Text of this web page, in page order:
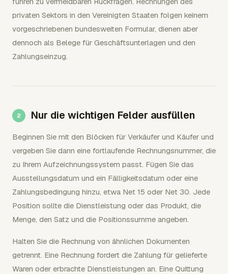
privaten Sektors in den Vereinigten Staaten folgen keinem
vorgeschriebenen bundesweiten Formular, dienen aber
dennoch als Belege für Geschäftsunterlagen und den
Zahlungseinzug.
Nur die wichtigen Felder ausfüllen
Beginnen Sie mit den Blöcken für Verkäufer und Käufer und
vergeben Sie dann eine fortlaufende Rechnungsnummer, die
zu Ihrem Aufzeichnungssystem passt. Fügen Sie das
Ausstellungsdatum und ein Fälligkeitsdatum oder eine
Zahlungsbedingung hinzu, etwa Net 15 oder Net 30. Jede
Position sollte die Dienstleistung oder das Produkt, die
Menge, den Satz und die Positionssumme angeben.
Halten Sie die Rechnung von ähnlichen Dokumenten
getrennt. Eine Rechnung fordert die Zahlung für gelieferte
Waren oder erbrachte Dienstleistungen an. Eine Quittung